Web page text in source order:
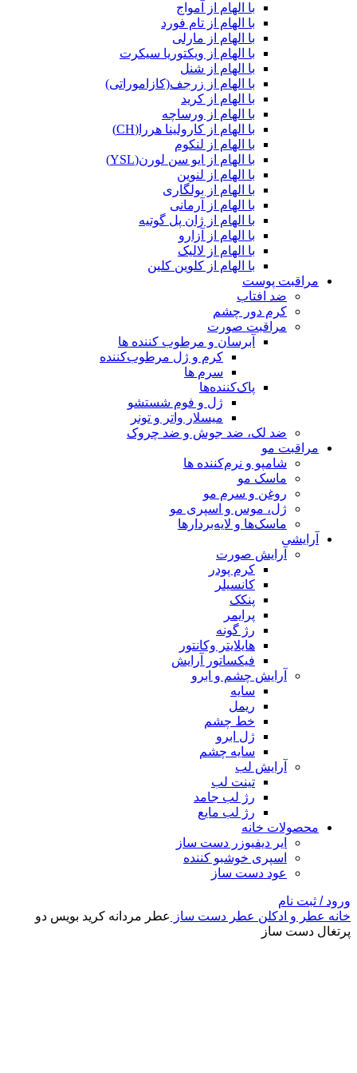
با الهام از آمواج
با الهام از تام فورد
با الهام از مارلی
با الهام از ویکتوریا سیکرت
با الهام از شنل
با الهام از زرجف(کازاموراتی)
با الهام از کرید
با الهام از ورساچه
با الهام از کارولینا هررا(CH)
با الهام از لنکوم
با الهام از ایو سن لورن(YSL)
با الهام از لنوین
با الهام از بولگاری
با الهام از آرمانی
با الهام از ژان پل گوتیه
با الهام از آزارو
با الهام از لالیک
با الهام از کلوین کلین
مراقبت پوست
ضد افتاب
کرم دور چشم
مراقبت صورت
آبرسان و مرطوب کننده ها
کرم و ژل مرطوب‌کننده
سرم ها
پاک‌کننده‌ها
ژل و فوم شستشو
میسلار واتر و تونر
ضد لک، ضد جوش و ضد چروک
مراقبت مو
شامپو و نرم‌کننده ها
ماسک مو
روغن و سرم مو
ژل، موس و اسپری مو
ماسک‌ها و لایه‌بردارها
آرایشی
آرایش صورت
کرم پودر
کانسیلر
پنکک
پرایمر
رژ گونه
هایلایتر وکانتور
فیکساتور آرایش
آرایش چشم و ابرو
سایه
ریمل
خط چشم
ژل ابرو
سایه چشم
آرایش لب
تینت لب
رژ لب جامد
رژ لب مایع
محصولات خانه
ایر دیفیوزر دست ساز
اسپری خوشبو کننده
عود دست ساز
ورود / ثبت نام
خانه عطر و ادکلن عطر دست ساز عطر مردانه کرید بویس دو
پرتغال دست ساز